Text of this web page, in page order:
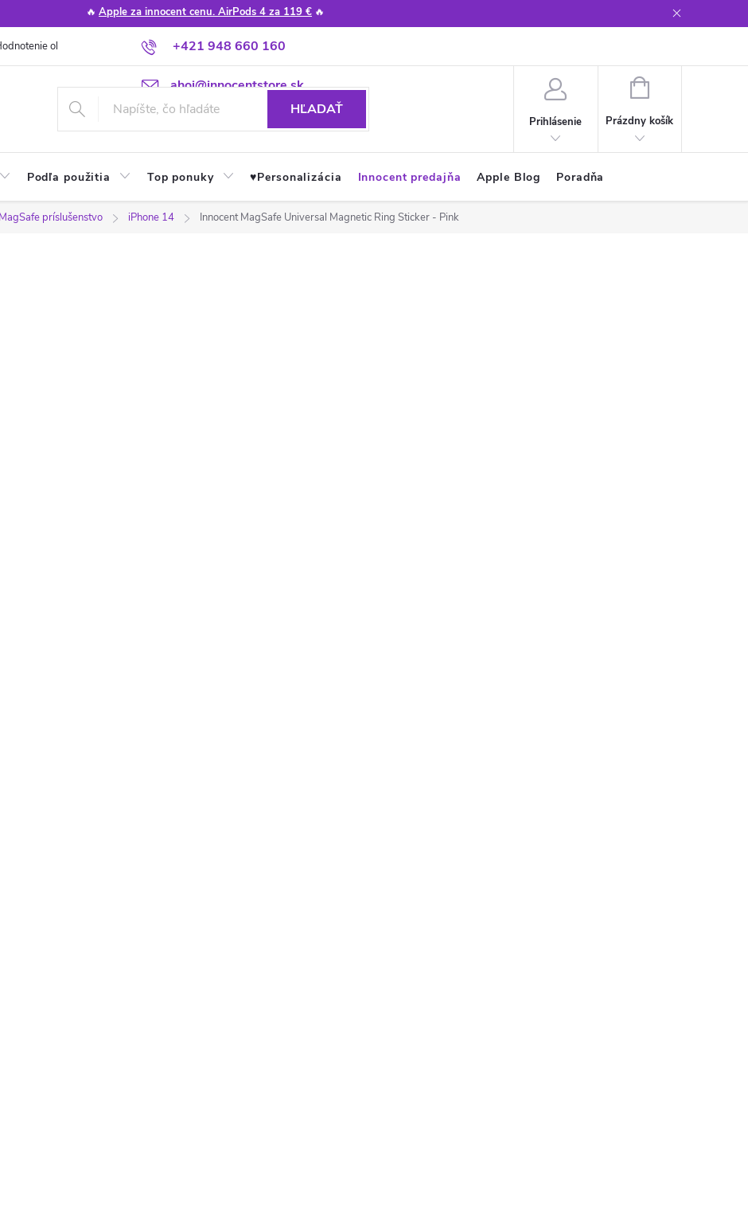
🔥 Apple za innocent cenu. AirPods 4 za 119 € 🔥
+421 948 660 160
ahoj@innocentstore.sk
obchodu Poradňa Apple návody a tipy
HĽADAŤ
Prihlásenie
NÁKUPNÝ
Prázdny košík
Podľa použitia Top ponuky ♥︎Personalizácia Innocent predajňa Apple Blog Poradňa
MagSafe príslušenstvo iPhone 14 Innocent MagSafe Universal Magnetic Ring Sticker - Pink